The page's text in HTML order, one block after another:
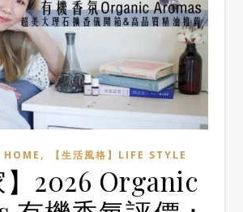
HOME , 【生活風格】LIFE STYLE
】2026 Organic